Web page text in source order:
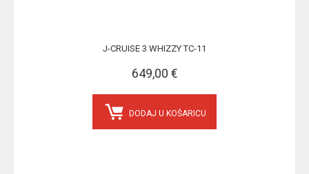
J-CRUISE 3 WHIZZY TC-11
649,00 €
DODAJ U KOŠARICU